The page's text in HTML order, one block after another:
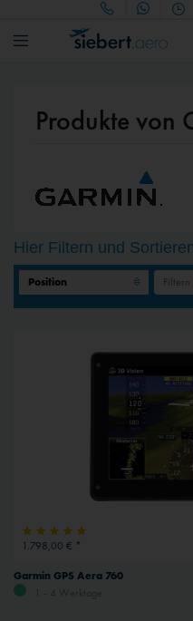
Produkte von
Hier Filtern und
Filtern
1.798,00 € *
Garmin GPS Aera 760